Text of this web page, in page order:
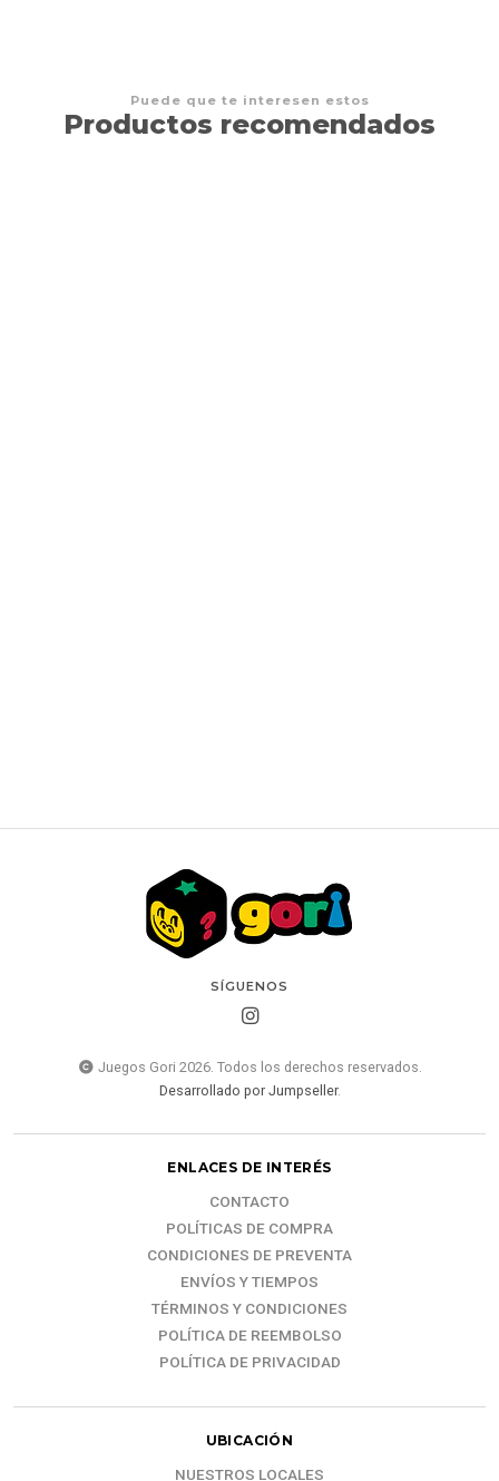
Puede que te interesen estos
Productos recomendados
SÍGUENOS
Juegos Gori 2026. Todos los derechos reservados.
Desarrollado por Jumpseller.
ENLACES DE INTERÉS
CONTACTO
POLÍTICAS DE COMPRA
CONDICIONES DE PREVENTA
ENVÍOS Y TIEMPOS
TÉRMINOS Y CONDICIONES
POLÍTICA DE REEMBOLSO
POLÍTICA DE PRIVACIDAD
UBICACIÓN
NUESTROS LOCALES